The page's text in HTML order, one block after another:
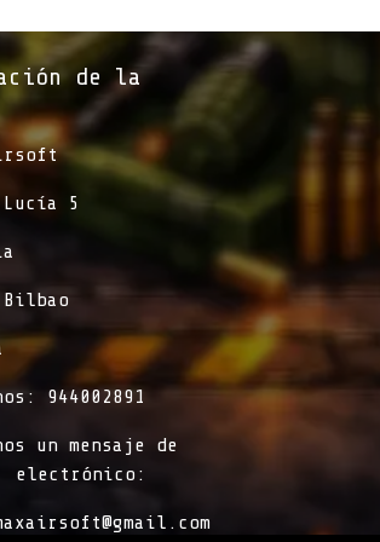
de la
5
Bilbao
944002891
un mensaje de
​electrónico: